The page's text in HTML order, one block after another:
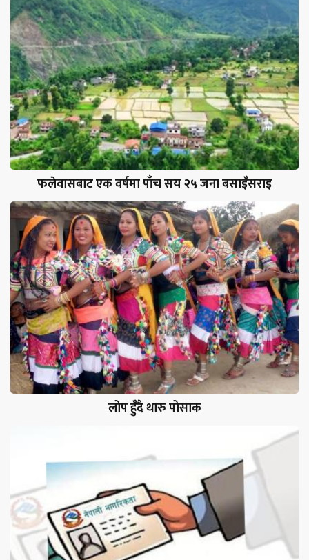
फलेवासबाट एक वर्षमा पाँच सय २५ जना बसाइँसराइ
लोप हुँदै थारु पोसाक